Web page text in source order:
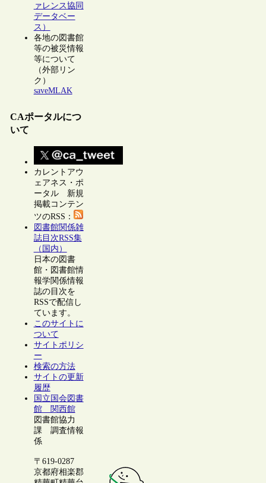
ァレンス協同
データベー
ス）
各地の図書館
等の被災情報
等について
（外部リン
ク）
saveMLAK
CAポータルにつ
いて
カレントアウ
ェアネス・ポ
ータル 新規
掲載コンテン
ツのRSS：
図書館関係雑
誌目次RSS集
（国内）
日本の図書
館・図書館情
報学関係情報
誌の目次を
RSSで配信し
ています。
このサイトに
ついて
サイトポリシ
ー
検索の方法
サイトの更新
履歴
国立国会図書
館 関西館
図書館協力
課 調査情報
係
〒619-0287
京都府相楽郡